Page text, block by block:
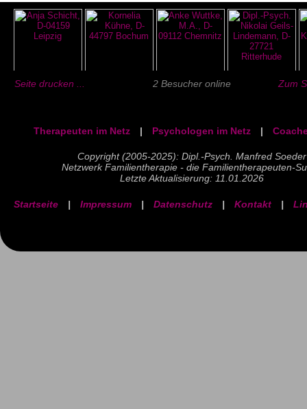
Seite drucken ... 2 Besucher online Zum
Therapeuten im Netz | Psychologen im Netz |
Copyright (2005-2025): Dipl.-Psych. Manfred Soeder
Netzwerk Familientherapie - die Familientherapeuten-
Letzte Aktualisierung: 11.01.2026
Startseite | Impressum | Datenschutz | Kontakt |